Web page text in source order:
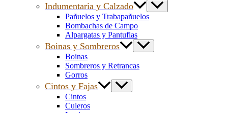
Indumentaria y Calzado
Pañuelos y Trabapañuelos
Bombachas de Campo
Alpargatas y Pantuflas
Boinas y Sombreros
Boinas
Sombreros y Retrancas
Gorros
Cintos y Fajas
Cintos
Culeros